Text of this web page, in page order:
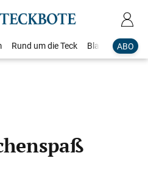
ABO
Rund um die Teck Blaulicht